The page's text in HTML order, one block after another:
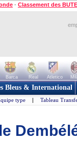
- Classement des
Barca Real Atletico
Bleus & International
type | Tableau